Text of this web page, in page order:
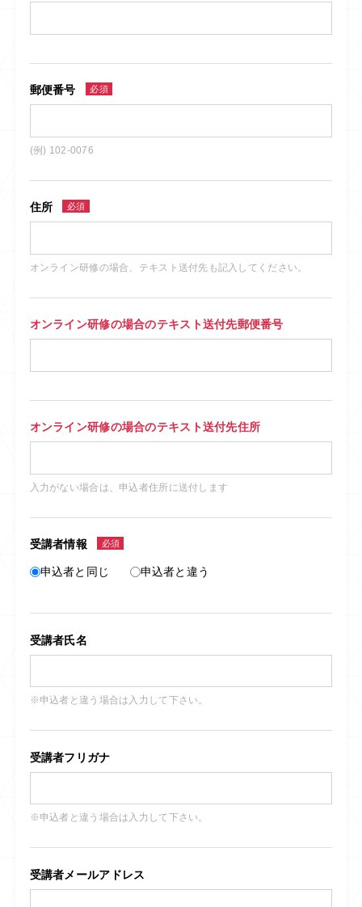
郵便番号 必須
(例) 102-0076
住所 必須
オンライン研修の場合、テキスト送付先も記入してください。
オンライン研修の場合のテキスト送付先郵便番号
オンライン研修の場合のテキスト送付先住所
入力がない場合は、申込者住所に送付します
受講者情報 必須
申込者と同じ 申込者と違う
受講者氏名
※申込者と違う場合は入力して下さい。
受講者フリガナ
※申込者と違う場合は入力して下さい。
受講者メールアドレス